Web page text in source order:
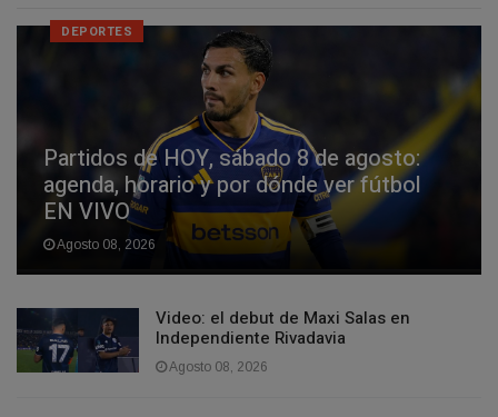
DEPORTES
Partidos de HOY, sábado 8 de agosto:
agenda, horario y por dónde ver fútbol
EN VIVO
Agosto 08, 2026
Video: el debut de Maxi Salas en
Independiente Rivadavia
Agosto 08, 2026